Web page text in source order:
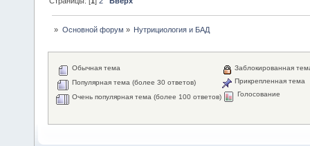
» Основной форум » Нутрициология и БАД
Обычная тема
Популярная тема (более 30 ответов)
Очень популярная тема (более 100 ответов)
Заблокированная
Прикрепленная тема
Голосование